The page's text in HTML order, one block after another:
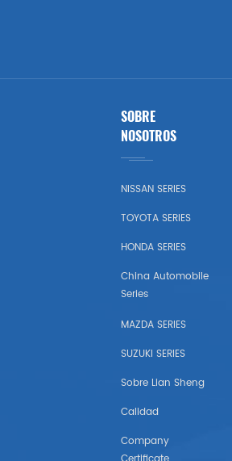
SOBRE
NOSOTROS
NISSAN SERIES
TOYOTA SERIES
HONDA SERIES
China Automobile
Series
MAZDA SERIES
SUZUKI SERIES
Sobre Lian Sheng
Calidad
Company